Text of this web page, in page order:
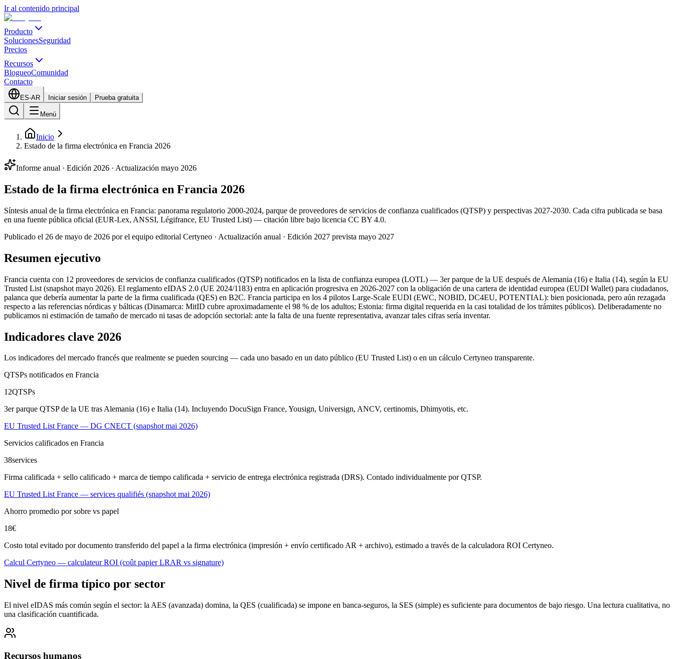
Ir al contenido principal
Producto
SolucionesSeguridad
Precios
Recursos
BlogueoComunidad
Contacto
ES-AR Iniciar sesión Prueba gratuita
Menú
Inicio
Estado de la firma electrónica en Francia 2026
Informe anual · Edición 2026 · Actualización mayo 2026
Estado de la firma electrónica en Francia 2026
Síntesis anual de la firma electrónica en Francia: panorama regulatorio 2000-2024, parque de proveedores de servicios de confianza cualificados (QTSP) y perspectivas 2027-2030. Cada cifra publicada se basa
en una fuente pública oficial (EUR-Lex, ANSSI, Légifrance, EU Trusted List) — citación libre bajo licencia CC BY 4.0.
Publicado el 26 de mayo de 2026 por el equipo editorial Certyneo · Actualización anual · Edición 2027 prevista mayo 2027
Resumen ejecutivo
Francia cuenta con 12 proveedores de servicios de confianza cualificados (QTSP) notificados en la lista de confianza europea (LOTL) — 3er parque de la UE después de Alemania (16) e Italia (14), según la EU
Trusted List (snapshot mayo 2026). El reglamento eIDAS 2.0 (UE 2024/1183) entra en aplicación progresiva en 2026-2027 con la obligación de una cartera de identidad europea (EUDI Wallet) para ciudadanos,
palanca que debería aumentar la parte de la firma cualificada (QES) en B2C. Francia participa en los 4 pilotos Large-Scale EUDI (EWC, NOBID, DC4EU, POTENTIAL): bien posicionada, pero aún rezagada
respecto a las referencias nórdicas y bálticas (Dinamarca: MitID cubre aproximadamente el 98 % de los adultos; Estonia: firma digital requerida en la casi totalidad de los trámites públicos). Deliberadamente no
publicamos ni estimación de tamaño de mercado ni tasas de adopción sectorial: ante la falta de una fuente representativa, avanzar tales cifras sería inventar.
Indicadores clave 2026
Los indicadores del mercado francés que realmente se pueden sourcing — cada uno basado en un dato público (EU Trusted List) o en un cálculo Certyneo transparente.
QTSPs notificados en Francia
12QTSPs
3er parque QTSP de la UE tras Alemania (16) e Italia (14). Incluyendo DocuSign France, Yousign, Universign, ANCV, certinomis, Dhimyotis, etc.
EU Trusted List France — DG CNECT (snapshot mai 2026)
Servicios calificados en Francia
38services
Firma calificada + sello calificado + marca de tiempo calificada + servicio de entrega electrónica registrada (DRS). Contado individualmente por QTSP.
EU Trusted List France — services qualifiés (snapshot mai 2026)
Ahorro promedio por sobre vs papel
18€
Costo total evitado por documento transferido del papel a la firma electrónica (impresión + envío certificado AR + archivo), estimado a través de la calculadora ROI Certyneo.
Calcul Certyneo — calculateur ROI (coût papier LRAR vs signature)
Nivel de firma típico por sector
El nivel eIDAS más común según el sector: la AES (avanzada) domina, la QES (cualificada) se impone en banca-seguros, la SES (simple) es suficiente para documentos de bajo riesgo. Una lectura cualitativa, no
una clasificación cuantificada.
Recursos humanos